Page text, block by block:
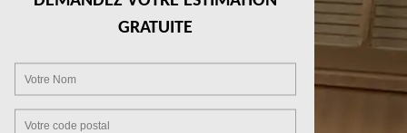
GRATUITE